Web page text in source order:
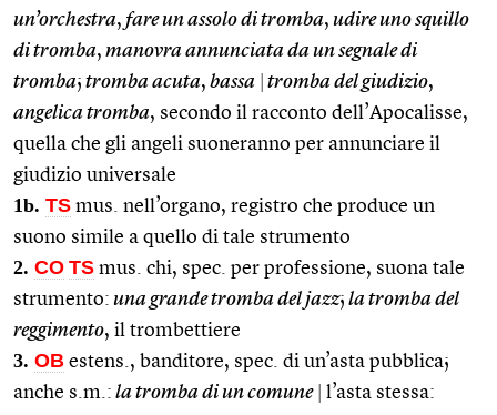
un’orchestra, fare un assolo di tromba, udire uno squillo
di tromba, manovra annunciata da un segnale di
tromba; tromba acuta, bassa tromba del giudizio,
angelica tromba, secondo il racconto dell’Apocalisse,
quella che gli angeli suoneranno per annunciare il
giudizio universale
1b. TS mus. nell’organo, registro che produce un
suono simile a quello di tale strumento
2. CO TS mus. chi, spec. per professione, suona tale
strumento: una grande tromba del jazz; la tromba del
reggimento, il trombettiere
3. OB estens., banditore, spec. di un’asta pubblica;
anche s.m.: la tromba di un comune
l’asta stessa: